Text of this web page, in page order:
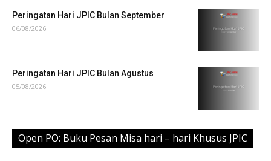
Peringatan Hari JPIC Bulan September
06/08/2026
Peringatan Hari JPIC Bulan Agustus
05/08/2026
Open PO: Buku Pesan Misa hari – hari Khusus JPIC